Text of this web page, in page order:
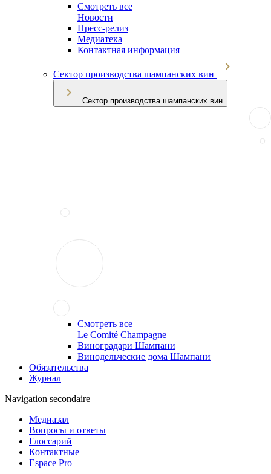
Смотреть все
Новости
Пресс-релиз
Медиатека
Контактная информация
Сектор производства шампанских вин
Сектор производства шампанских вин
Смотреть все
Le Comité Champagne
Виноградари Шампани
Винодельческие дома Шампани
Обязательства
Журнал
Navigation secondaire
Медиазал
Вопросы и ответы
Глоссарий
Контактные
Espace Pro